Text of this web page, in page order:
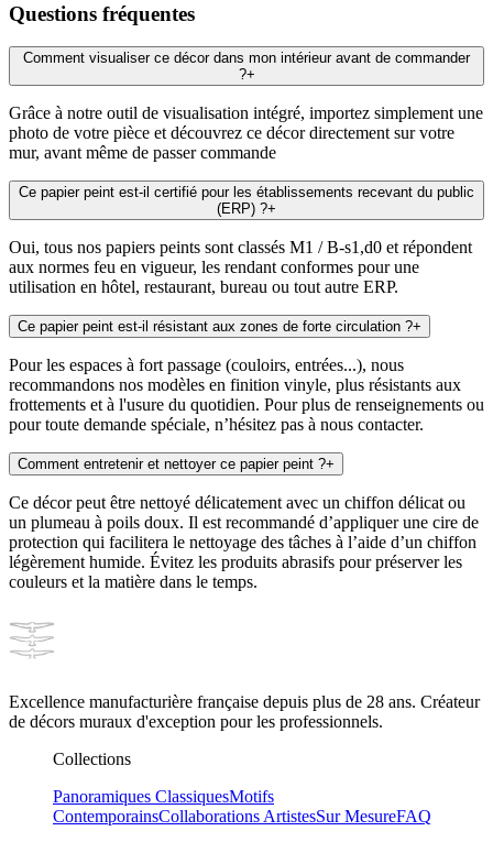
Questions fréquentes
Comment visualiser ce décor dans mon intérieur avant de commander
?+
Grâce à notre outil de visualisation intégré, importez simplement une
photo de votre pièce et découvrez ce décor directement sur votre
mur, avant même de passer commande
Ce papier peint est-il certifié pour les établissements recevant du public
(ERP) ?+
Oui, tous nos papiers peints sont classés M1 / B-s1,d0 et répondent
aux normes feu en vigueur, les rendant conformes pour une
utilisation en hôtel, restaurant, bureau ou tout autre ERP.
Ce papier peint est-il résistant aux zones de forte circulation ?+
Pour les espaces à fort passage (couloirs, entrées...), nous
recommandons nos modèles en finition vinyle, plus résistants aux
frottements et à l'usure du quotidien. Pour plus de renseignements ou
pour toute demande spéciale, n’hésitez pas à nous contacter.
Comment entretenir et nettoyer ce papier peint ?+
Ce décor peut être nettoyé délicatement avec un chiffon délicat ou
un plumeau à poils doux. Il est recommandé d’appliquer une cire de
protection qui facilitera le nettoyage des tâches à l’aide d’un chiffon
légèrement humide. Évitez les produits abrasifs pour préserver les
couleurs et la matière dans le temps.
Excellence manufacturière française depuis plus de 28 ans. Créateur
de décors muraux d'exception pour les professionnels.
Collections
Panoramiques ClassiquesMotifs
ContemporainsCollaborations ArtistesSur MesureFAQ